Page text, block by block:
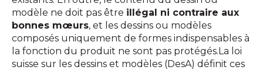
modèle ne doit pas être illégal ni contraire aux
bonnes mœurs, et les dessins ou modèles
composés uniquement de formes indispensables à
la fonction du produit ne sont pas protégés.La loi
suisse sur les dessins et modèles (DesA) définit ces